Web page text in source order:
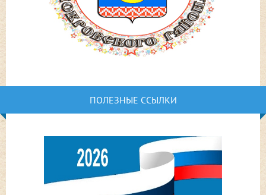
ПОЛЕЗНЫЕ ССЫЛКИ